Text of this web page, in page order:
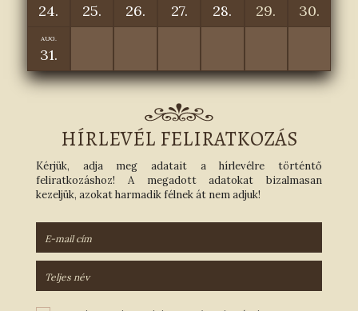
24. 25. 26. 27. 28. 29. 30.
AUG.
31.
HÍRLEVÉL FELIRATKOZÁS
Kérjük, adja meg adatait a hírlevélre történtő
feliratkozáshoz! A megadott adatokat bizalmasan
kezeljük, azokat harmadik félnek át nem adjuk!